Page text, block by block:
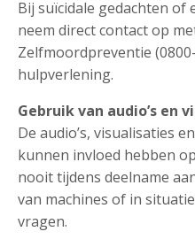
Bij suïcidale gedachten of
neem direct contact op
Zelfmoordpreventie
hulpverlening.
Gebruik van audio’s en
De audio’s, visualisaties
kunnen invloed hebben
nooit tijdens deelname
van machines of in
vragen.